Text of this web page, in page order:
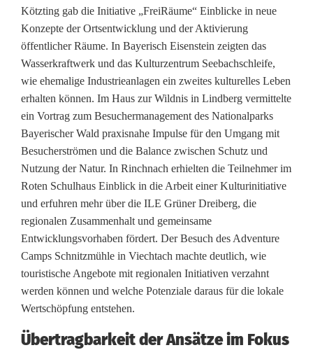
z
e
r
I
L
E
-
x
k
u
r
s
Kötzting gab die Initiative „FreiRäume“ Einblicke in neue
Konzepte der Ortsentwicklung und der Aktivierung
öffentlicher Räume. In Bayerisch Eisenstein zeigten das
Wasserkraftwerk und das Kulturzentrum Seebachschleife,
wie ehemalige Industrieanlagen ein zweites kulturelles Leben
erhalten können. Im Haus zur Wildnis in Lindberg vermittelte
ein Vortrag zum Besuchermanagement des Nationalparks
Bayerischer Wald praxisnahe Impulse für den Umgang mit
Besucherströmen und die Balance zwischen Schutz und
Nutzung der Natur. In Rinchnach erhielten die Teilnehmer im
Roten Schulhaus Einblick in die Arbeit einer Kulturinitiative
und erfuhren mehr über die ILE Grüner Dreiberg, die
regionalen Zusammenhalt und gemeinsame
Entwicklungsvorhaben fördert. Der Besuch des Adventure
Camps Schnitzmühle in Viechtach machte deutlich, wie
touristische Angebote mit regionalen Initiativen verzahnt
werden können und welche Potenziale daraus für die lokale
Wertschöpfung entstehen.
Übertragbarkeit der Ansätze im Fokus